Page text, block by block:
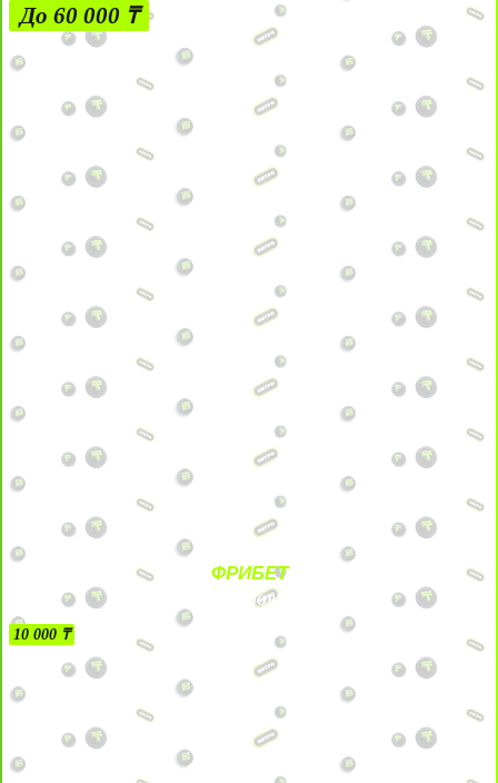
До 60 000 ₸
ФРИБЕТ
БЕЗ УСЛОВИЙ
10 000 ₸